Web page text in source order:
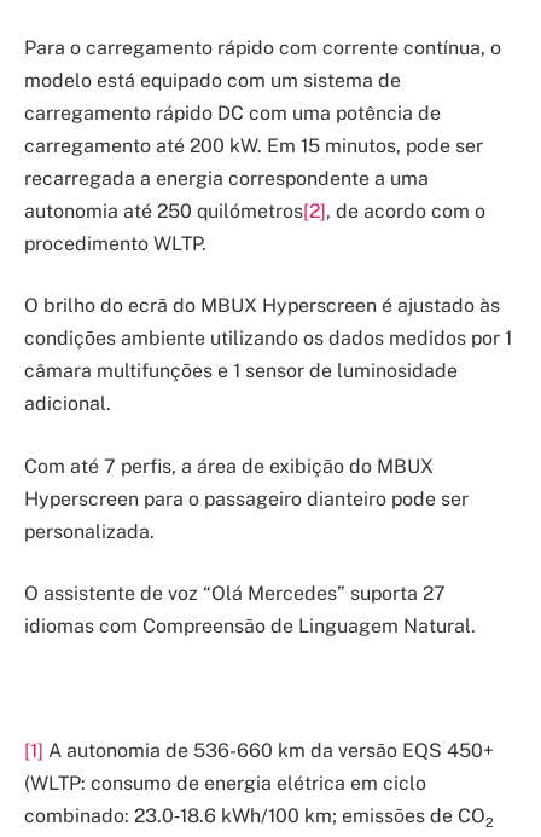
Para o carregamento rápido com corrente contínua, o
modelo está equipado com um sistema de
carregamento rápido DC com uma potência de
carregamento até 200 kW. Em 15 minutos, pode ser
recarregada a energia correspondente a uma
autonomia até 250 quilómetros[2], de acordo com o
procedimento WLTP.
O brilho do ecrã do MBUX Hyperscreen é ajustado às
condições ambiente utilizando os dados medidos por 1
câmara multifunções e 1 sensor de luminosidade
adicional.
Com até 7 perfis, a área de exibição do MBUX
Hyperscreen para o passageiro dianteiro pode ser
personalizada.
O assistente de voz “Olá Mercedes” suporta 27
idiomas com Compreensão de Linguagem Natural.
[1] A autonomia de 536-660 km da versão EQS 450+
(WLTP: consumo de energia elétrica em ciclo
combinado: 23.0‑18.6 kWh/100 km; emissões de CO2